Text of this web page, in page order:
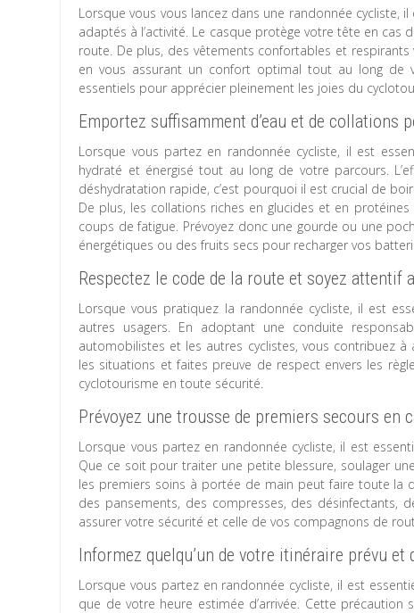
Lorsque vous vous lancez dans une randonnée
adaptés à l’activité. Le casque protège votre tête en
route. De plus, des vêtements confortables et
en vous assurant un confort optimal tout au long de
essentiels pour apprécier pleinement les joies du
Emportez suffisamment d’eau et de collations
Lorsque vous partez en randonnée cycliste, il est
hydraté et énergisé tout au long de votre parcours.
déshydratation rapide, c’est pourquoi il est crucial de
De plus, les collations riches en glucides et en
coups de fatigue. Prévoyez donc une gourde ou une
énergétiques ou des fruits secs pour recharger vos
Respectez le code de la route et soyez attentif
Lorsque vous pratiquez la randonnée cycliste, il est
autres usagers. En adoptant une conduite
automobilistes et les autres cyclistes, vous contribuez
les situations et faites preuve de respect envers les
cyclotourisme en toute sécurité.
Prévoyez une trousse de premiers secours en
Lorsque vous partez en randonnée cycliste, il est
Que ce soit pour traiter une petite blessure, soulager
les premiers soins à portée de main peut faire toute la
des pansements, des compresses, des
assurer votre sécurité et celle de vos compagnons de
Informez quelqu’un de votre itinéraire prévu et
Lorsque vous partez en randonnée cycliste, il est
que de votre heure estimée d’arrivée. Cette